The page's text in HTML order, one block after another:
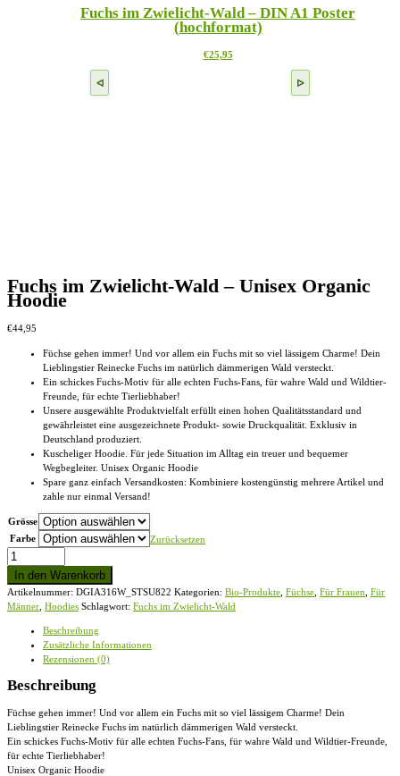
Fuchs im Zwielicht-Wald – Unisex Organic
Hoodie
€44,95
Füchse gehen immer! Und vor allem ein Fuchs mit so viel lässigem Charme! Dein
Lieblingstier Reinecke Fuchs im natürlich dämmerigen Wald versteckt.
Ein schickes Fuchs-Motiv für alle echten Fuchs-Fans, für wahre Wald und Wildtier-
Freunde, für echte Tierliebhaber!
Unsere ausgewählte Produktvielfalt erfüllt einen hohen Qualitätsstandard und
gewährleistet eine ausgezeichnete Produkt- sowie Druckqualität. Exklusiv in
Deutschland produziert.
Kuscheliger Hoodie. Für jede Situation im Alltag ein treuer und bequemer
Wegbegleiter. Unisex Organic Hoodie
Spare ganz einfach Versandkosten: Kombiniere kostengünstig mehrere Artikel und
zahle nur einmal Versand!
Grösse
Farbe
Zurücksetzen
Fuchs
im
Zwielicht-
Wald
-
In den Warenkorb
Artikelnummer: DGIA316W_STSU822 Kategorien: Bio-Produkte Füchse Für Frauen Für
Männer Hoodies Schlagwort: Fuchs im Zwielicht-Wald
Beschreibung
Zusätzliche Informationen
Rezensionen (0)
Beschreibung
Füchse gehen immer! Und vor allem ein Fuchs mit so viel lässigem Charme! Dein
Lieblingstier Reinecke Fuchs im natürlich dämmerigen Wald versteckt.
Ein schickes Fuchs-Motiv für alle echten Fuchs-Fans, für wahre Wald und Wildtier-Freunde,
für echte Tierliebhaber!
Unisex Organic Hoodie
Produktseite
gewählt
Varianten
auf.
Optionen
Fuchs im Zwielicht-Wald – DIN A1 Poster
(hochformat)
€25,95Dieses